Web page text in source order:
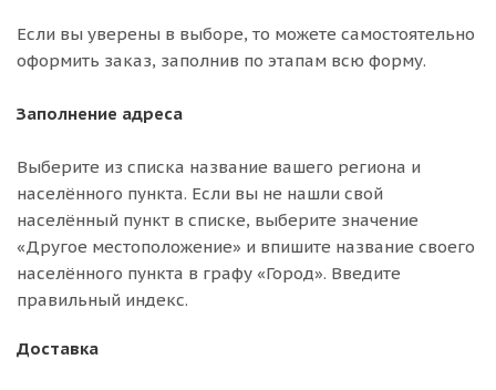
Если вы уверены в выборе, то можете самостоятельно
оформить заказ, заполнив по этапам всю форму.
Заполнение адреса
Выберите из списка название вашего региона и
населённого пункта. Если вы не нашли свой
населённый пункт в списке, выберите значение
«Другое местоположение» и впишите название своего
населённого пункта в графу «Город». Введите
правильный индекс.
Доставка